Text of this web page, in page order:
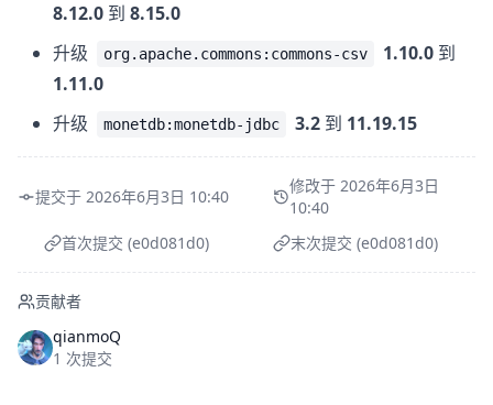
8.12.0 到 8.15.0
升级
org.apache.commons:commons-csv 1.10.0 到
1.11.0
升级
monetdb:monetdb-jdbc 3.2 到 11.19.15
提交于 2026年6月3日 10:40
修改于 2026年6月3日
10:40
首次提交 (e0d081d0)
末次提交 (e0d081d0)
贡献者
qianmoQ
1 次提交